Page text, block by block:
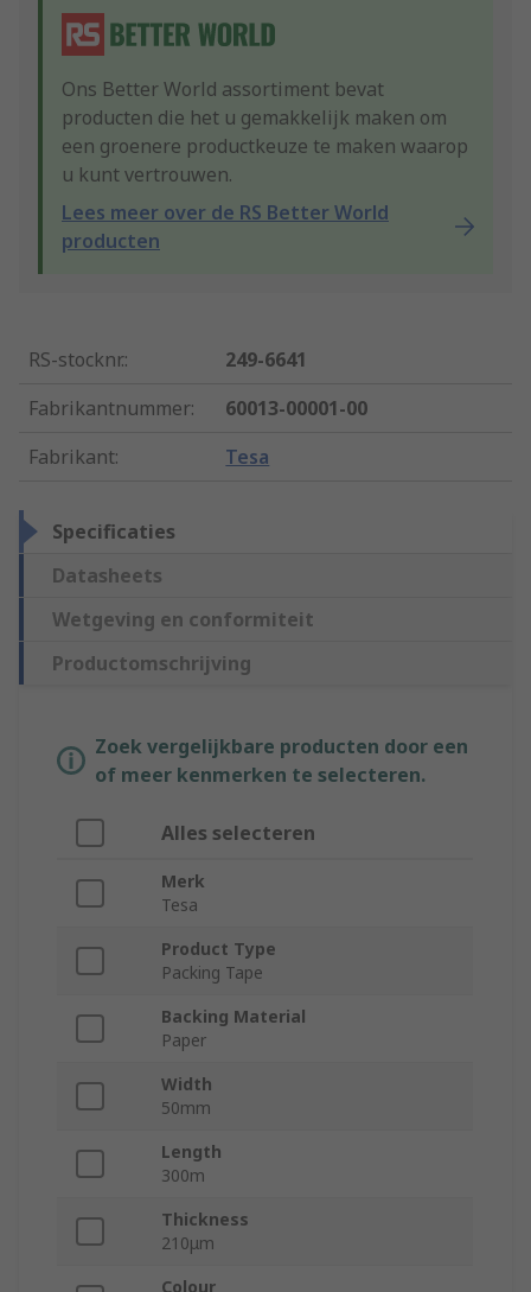
Ons Better World assortiment bevat
producten die het u gemakkelijk maken om
een groenere productkeuze te maken waarop
u kunt vertrouwen.
Lees meer over de RS Better World
producten
RS-stocknr.:
249-6641
Fabrikantnummer:
60013-00001-00
Fabrikant: Tesa
Specificaties
Datasheets
Wetgeving en conformiteit
Productomschrijving
Zoek vergelijkbare producten door een
of meer kenmerken te selecteren.
Alles selecteren
Merk
Tesa
Product Type
Packing Tape
Backing Material
Paper
Width
50mm
Length
300m
Thickness
210μm
Colour